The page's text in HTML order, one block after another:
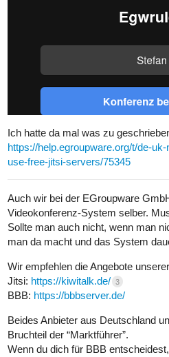
Ich hatte da mal was zu
https://help.egroupware.org/t/de-
use-free-jitsi-servers/75345
Auch wir bei der EGroupware
Videokonferenz-System selber.
Sollte man auch nicht, wenn man
man da macht und das System
Wir empfehlen die Angebote
Jitsi: https://kiwitalk.de/ 3
BBB: https://bbbserver.de/
Beides Anbieter aus Deutschland
Bruchteil der “Marktführer”.
Wenn du dich für BBB